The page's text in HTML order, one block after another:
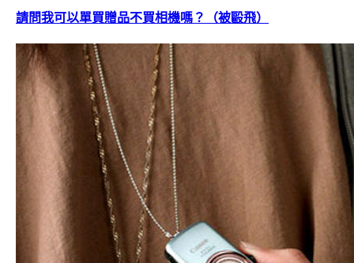
請問我可以單買贈品不買相機嗎？（被毆飛）